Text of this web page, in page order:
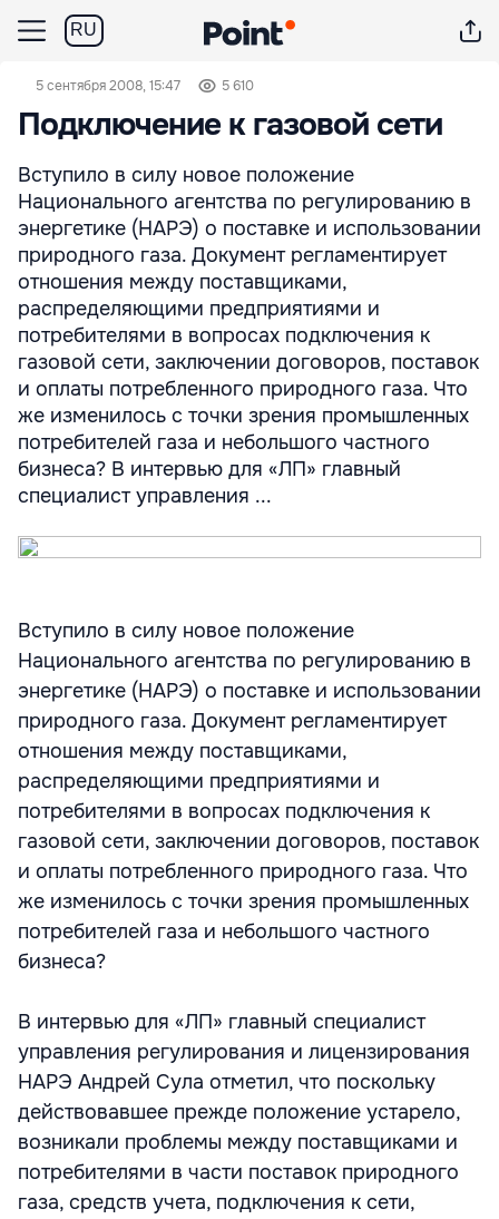
RU
5 сентября 2008, 15:47 5 610
Подключение к газовой сети
Вступило в силу новое положение
Национального агентства по регулированию в
энергетике (НАРЭ) о поставке и использовании
природного газа. Документ регламентирует
отношения между поставщиками,
распределяющими предприятиями и
потребителями в вопросах подключения к
газовой сети, заключении договоров, поставок
и оплаты потребленного природного газа. Что
же изменилось с точки зрения промышленных
потребителей газа и небольшого частного
бизнеса? В интервью для «ЛП» главный
специалист управления ...
Вступило в силу новое положение
Национального агентства по регулированию в
энергетике (НАРЭ) о поставке и использовании
природного газа. Документ регламентирует
отношения между поставщиками,
распределяющими предприятиями и
потребителями в вопросах подключения к
газовой сети, заключении договоров, поставок
и оплаты потребленного природного газа. Что
же изменилось с точки зрения промышленных
потребителей газа и небольшого частного
бизнеса?
В интервью для «ЛП» главный специалист
управления регулирования и лицензирования
НАРЭ Андрей Сула отметил, что поскольку
действовавшее прежде положение устарело,
возникали проблемы между поставщиками и
потребителями в части поставок природного
газа, средств учета, подключения к сети,